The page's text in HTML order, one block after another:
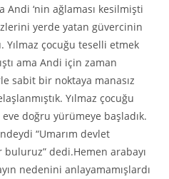
Andi ‘nin ağlaması kesilmişti
yerde yatan güvercinin
Yılmaz çocuğu teselli etmek
ama Andi için zaman
sabit bir noktaya manasız
Yılmaz çocuğu
eve doğru yürümeye başladık.
“Umarım devlet
dedi.Hemen arabayı
nedenini anlayamamışlardı